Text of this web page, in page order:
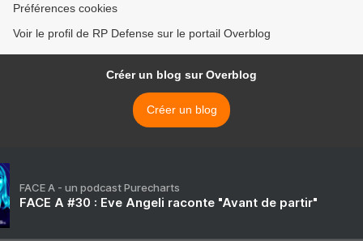
Préférences cookies
Voir le profil de RP Defense sur le portail Overblog
Créer un blog sur Overblog
Créer un blog
FACE A - un podcast Purecharts
FACE A #30 : Eve Angeli raconte "Avant de partir"